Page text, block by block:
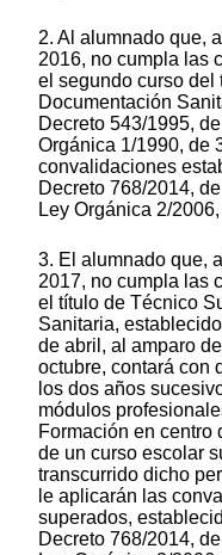
2. Al alumnado que,
2016, no cumpla las
el segundo curso del
Documentación
Decreto 543/1995,
Orgánica 1/1990, de
convalidaciones
Decreto 768/2014,
Ley Orgánica 2/
3. El alumnado que,
2017, no cumpla las
el título de Técnico
Sanitaria,
de abril, al amparo
octubre, contará con
los dos años
módulos
Formación en centro
de un curso escolar
transcurrido dicho
le aplicarán las
superados,
Decreto 768/2014,